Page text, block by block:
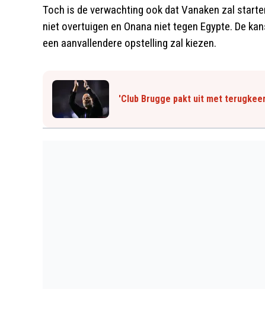
Toch is de verwachting ook dat Vanaken zal
niet overtuigen en Onana niet tegen Egypte. De
een aanvallendere opstelling zal kiezen.
'Club Brugge pakt uit met